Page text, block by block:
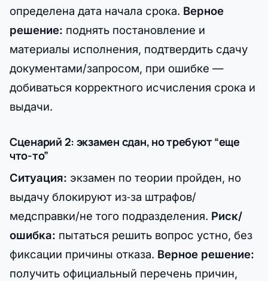
определена дата начала срока. Верное
решение: поднять постановление и
материалы исполнения, подтвердить сдачу
документами/запросом, при ошибке —
добиваться корректного исчисления срока и
выдачи.
Сценарий 2: экзамен сдан, но требуют “еще
что-то”
Ситуация: экзамен по теории пройден, но
выдачу блокируют из‑за штрафов/
медсправки/не того подразделения. Риск/
ошибка: пытаться решить вопрос устно, без
фиксации причины отказа. Верное решение:
получить официальный перечень причин,